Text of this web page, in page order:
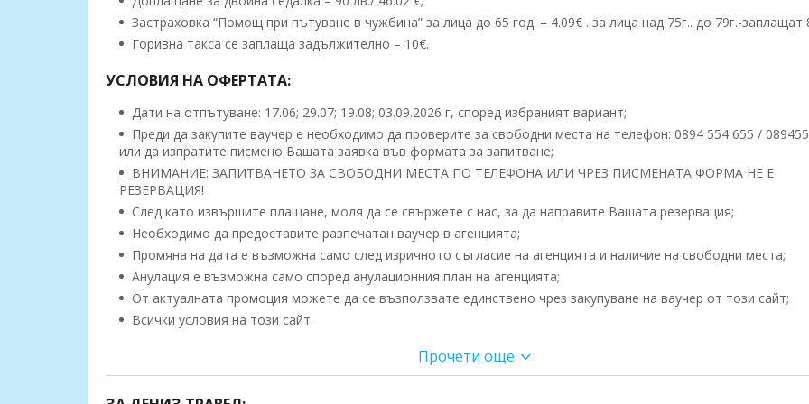
Застраховка “Помощ при пътуване в чужбина” за лица до 65 год. – 4.09€ . за лица над 75г.. до 79г.-заплащат
Горивна такса се заплаща задължително – 10€.
УСЛОВИЯ НА ОФЕРТАТА:
Дати на отпътуване: 17.06; 29.07; 19.08; 03.09.2026 г, според избраният вариант;
Преди да закупите ваучер е необходимо да проверите за свободни места на телефон: 0894 554 655 /
или да изпратите писмено Вашата заявка във формата за запитване;
ВНИМАНИЕ: ЗАПИТВАНЕТО ЗА СВОБОДНИ МЕСТА ПО ТЕЛЕФОНА ИЛИ ЧРЕЗ ПИСМЕНАТА ФОРМА НЕ Е
РЕЗЕРВАЦИЯ!
След като извършите плащане, моля да се свържете с нас, за да направите Вашата резервация;
Необходимо да предоставите разпечатан ваучер в агенцията;
Промяна на дата е възможна само след изричното съгласие на агенцията и наличие на свободни места;
Анулация е възможна само според анулационния план на агенцията;
От актуалната промоция можете да се възползвате единствено чрез закупуване на ваучер от този сайт;
Всички условия на този сайт.
Прочети още